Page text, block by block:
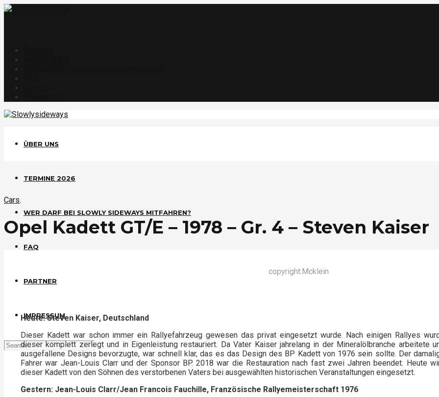
ÜBER UNS
TERMINE 2026
WER DARF BEI SLOWLY SIDEWAYS MITFAHREN?
FAQ
PARTNER
IMPRESSUM
Cars,
Opel Kadett GT/E – 1978 – Gr. 4 – Steven Kaiser
copyright:Mcklein
Heute: Steven Kaiser, Deutschland
Dieser Kadett war schon immer ein Rallyefahrzeug gewesen das privat eingesetzt wurde. Nach einigen Rallyes
dieser komplett zerlegt und in Eigenleistung restauriert. Da Vater Kaiser jahrelang in der Mineralölbranche arbeitete
ausgefallene Designs bevorzugte, war schnell klar, das es das Design des BP Kadett von 1976 sein sollte. Der
Fahrer war Jean-Louis Clarr und der Sponsor BP. 2018 war die Restauration nach fast zwei Jahren beendet. Heute
dieser Kadett von den Söhnen des verstorbenen Vaters bei ausgewählten historischen Veranstaltungen eingesetzt.
Gestern: Jean-Louis Clarr/Jean Francois Fauchille, Französische Rallyemeisterschaft 1976